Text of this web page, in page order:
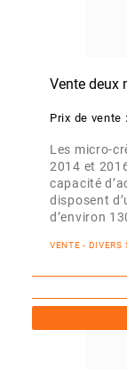
Vente deux
Prix de vente
Les micro-
2014 et
capacité
disposent
d’environ
VENTE - DIVERS